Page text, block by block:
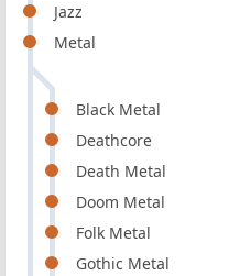
Jazz
Metal
Black Metal
Deathcore
Death Metal
Doom Metal
Folk Metal
Gothic Metal